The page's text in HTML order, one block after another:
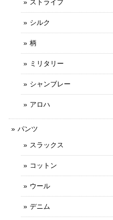
ストライプ
シルク
柄
ミリタリー
シャンブレー
アロハ
パンツ
スラックス
コットン
ウール
デニム